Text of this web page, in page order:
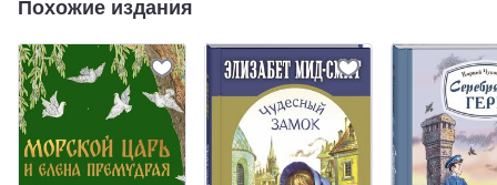
Похожие издания